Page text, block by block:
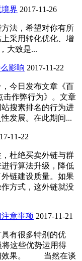
界 2017-11-26
法，希望对你有所
用转化优化、增
大致是...
影响 2017-11-22
今日发布文章《百
击作弊行为》。文章
搜素排名的行为进
发展。在此期间...
11-22
杜绝买卖外链与群
行算法升级，降低
链建设质量。如果
方式，这外链就没
意事项 2017-11-21
有很多特别的优
将这些优势运用得
销效果。 当然在谈